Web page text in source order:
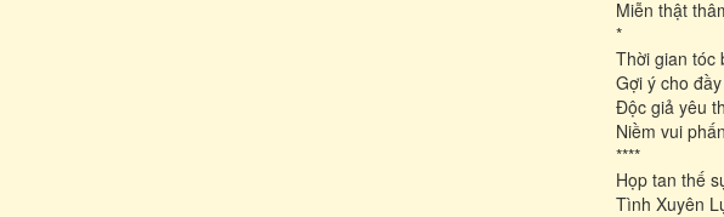
Miễn thật
*
Thời gian tóc
Gợi ý cho
Độc giả yêu
Niềm vui
****
Họp tan thế
Tình Xuyên